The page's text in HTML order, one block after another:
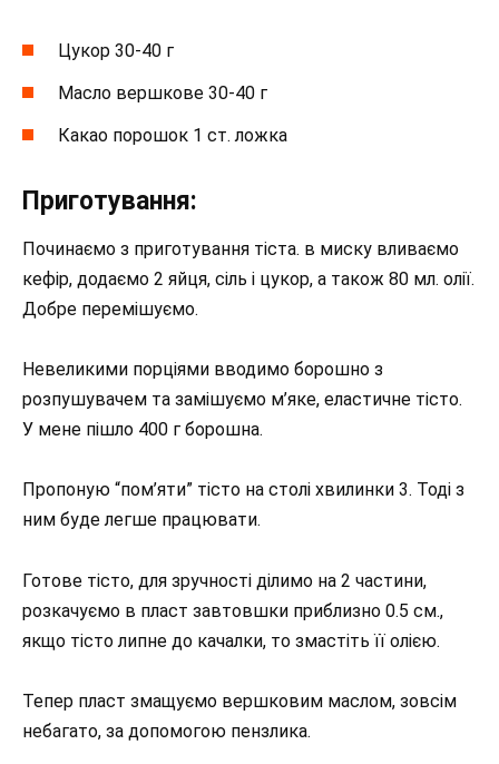
Цукор 30-40 г
Масло вершкове 30-40 г
Какао порошок 1 ст. ложка
Приготування:
Починаємо з приготування тіста. в миску вливаємо
кефір, додаємо 2 яйця, сіль і цукор, а також 80 мл. олії.
Добре перемішуємо.
Невеликими порціями вводимо борошно з
розпушувачем та замішуємо м’яке, еластичне тісто.
У мене пішло 400 г борошна.
Пропоную “пом’яти” тісто на столі хвилинки 3. Тоді з
ним буде легше працювати.
Готове тісто, для зручності ділимо на 2 частини,
розкачуємо в пласт завтовшки приблизно 0.5 см.,
якщо тісто липне до качалки, то змастіть її олією.
Тепер пласт змащуємо вершковим маслом, зовсім
небагато, за допомогою пензлика.